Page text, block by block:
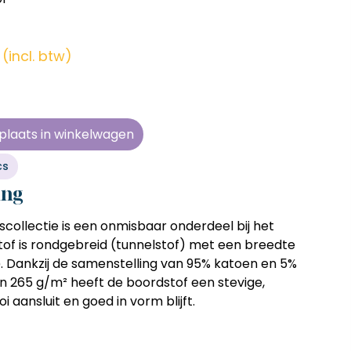
(incl. btw)
plaats in winkelwagen
is een onmisbaar onderdeel bij het
is rondgebreid (tunnelstof) met een breedte
. Dankzij de samenstelling van95% katoen en 5%
265 g/m² heeft de boordstof een stevige,
aansluit en goed in vorm blijft.
zonder
tijd
zonder
tijd
zonder
tijd
zonder
tijd